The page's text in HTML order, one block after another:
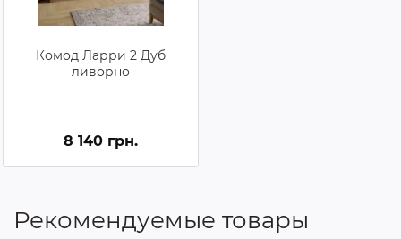
Комод Ларри 2 Дуб
ливорно
8 140 грн.
Рекомендуемые товары